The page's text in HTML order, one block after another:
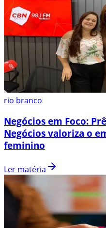
rio branco
Negócios em Foco:
Negócios valoriza o
feminino
Ler matéria